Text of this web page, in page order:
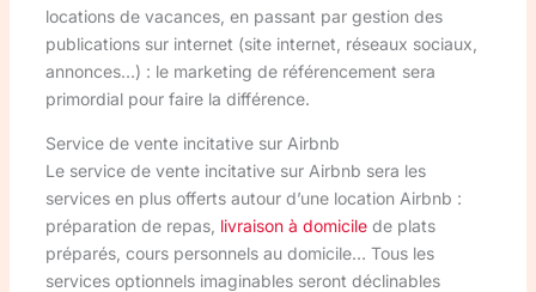
locations de vacances, en passant par gestion des
publications sur internet (site internet, réseaux sociaux,
annonces…) : le marketing de référencement sera
primordial pour faire la différence.
Service de vente incitative sur Airbnb
Le service de vente incitative sur Airbnb sera les
services en plus offerts autour d’une location Airbnb :
préparation de repas, livraison à domicilede plats
préparés, cours personnels au domicile… Tous les
services optionnels imaginables seront déclinables